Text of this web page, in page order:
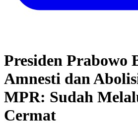
Presiden Prabowo
Amnesti dan
MPR: Sudah
Cermat